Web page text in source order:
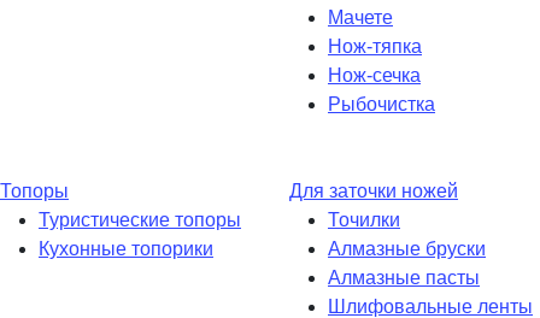
Мачете
Нож-тяпка
Нож-сечка
Рыбочистка
Топоры
Туристические топоры
Кухонные топорики
Для заточки ножей
Точилки
Алмазные бруски
Алмазные пасты
Шлифовальные ленты